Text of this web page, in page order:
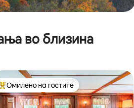
во близина
Меѓу најуспешните „Омилени на гостите“
Омилено на гостите